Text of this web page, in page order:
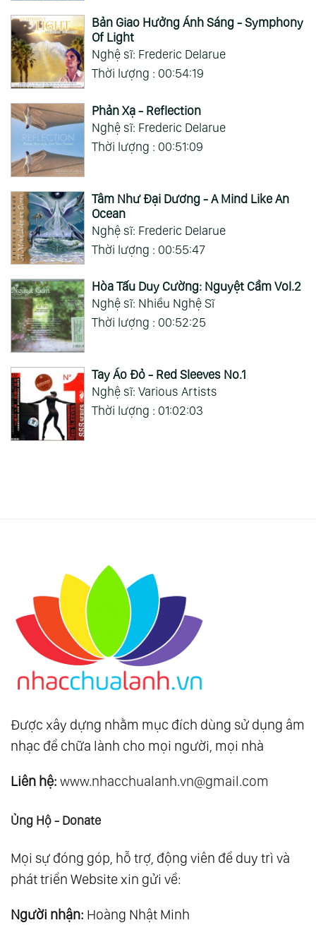
Bản Giao Hưởng Ánh Sáng - Symphony
Of Light
Nghệ sĩ: Frederic Delarue
Thời lượng : 00:54:19
Phản Xạ - Reflection
Nghệ sĩ: Frederic Delarue
Thời lượng : 00:51:09
Tâm Như Đại Dương - A Mind Like An
Ocean
Nghệ sĩ: Frederic Delarue
Thời lượng : 00:55:47
Hòa Tấu Duy Cường: Nguyệt Cầm Vol.2
Nghệ sĩ: Nhiều Nghệ Sĩ
Thời lượng : 00:52:25
Tay Áo Đỏ - Red Sleeves No.1
Nghệ sĩ: Various Artists
Thời lượng : 01:02:03
Được xây dựng nhằm mục đích dùng sử dụng âm
nhạc để chữa lành cho mọi người, mọi nhà
Liên hệ: www.nhacchualanh.vn@gmail.com
Ủng Hộ - Donate
Mọi sự đóng góp, hỗ trợ, động viên để duy trì và
phát triển Website xin gửi về:
Người nhận: Hoàng Nhật Minh